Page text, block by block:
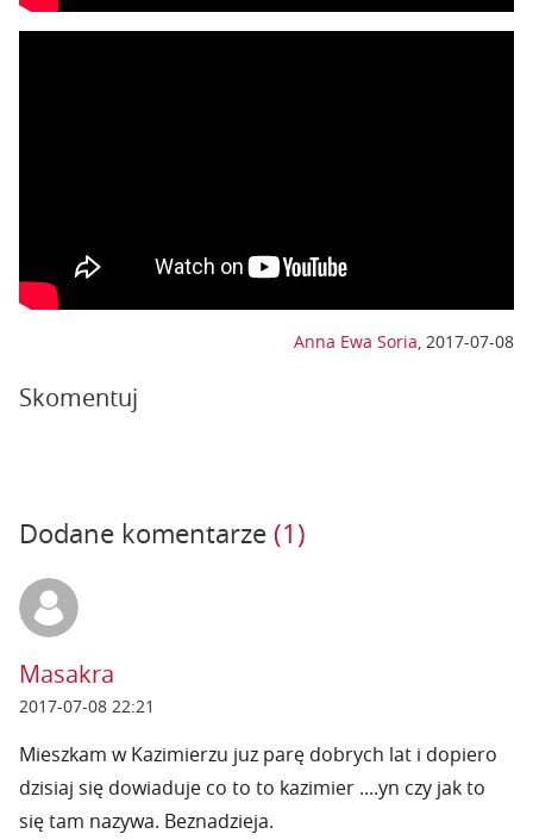
Anna Ewa Soria, 2017-07-08
Skomentuj
Dodane komentarze (1)
Masakra
2017-07-08 22:21
Mieszkam w Kazimierzu juz parę dobrych lat i dopiero
dzisiaj się dowiaduje co to to kazimier ....yn czy jak to
się tam nazywa. Beznadzieja.